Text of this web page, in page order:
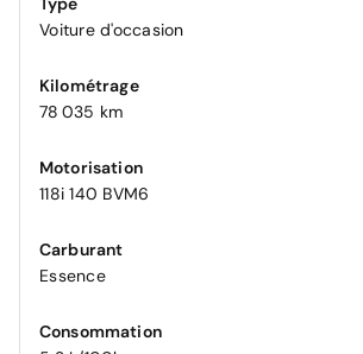
Voiture d'occasion
Kilométrage
78 035 km
Motorisation
118i 140 BVM6
Carburant
Essence
Consommation